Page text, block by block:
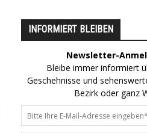
INFORMIERT BLEIBEN
Newsletter-
Bleibe immer informiert
Geschehnisse und
Bezirk oder ganz